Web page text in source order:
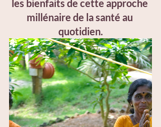
les bienfaits de cette approche
millénaire de la santé au
quotidien.